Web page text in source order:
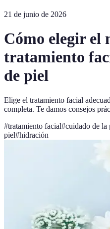
21 de junio de 2026
Cómo elegir el
tratamiento
de piel
Elige el tratamiento facial
completa. Te damos consejos
#tratamiento facial#cuidado de la
piel#hidración